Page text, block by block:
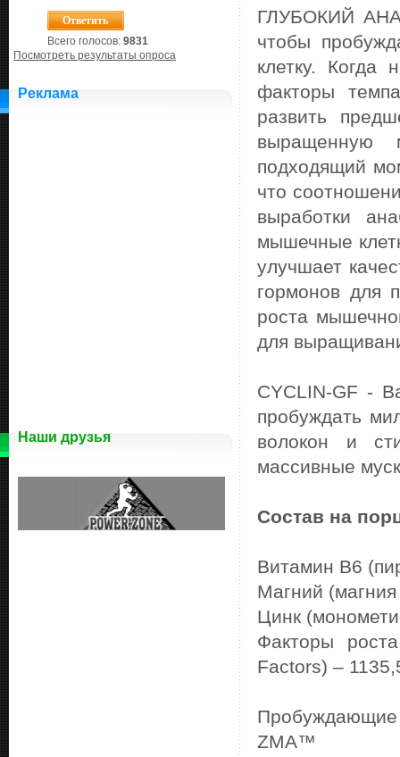
Всего голосов: 9831
Посмотреть результаты опроса
Реклама
Наши друзья
ГЛУБОКИЙ
чтобы
клетку. Когда
факторы
развить
выращенную
подходящий
что
выработки
мышечные
улучшает
гормонов для
роста
для
CYCLIN-GF -
пробуждать
волокон и
массивные
Состав на
Витамин В6
Магний
Цинк
Факторы
Factors) –
Пробуждающие
ZMA™